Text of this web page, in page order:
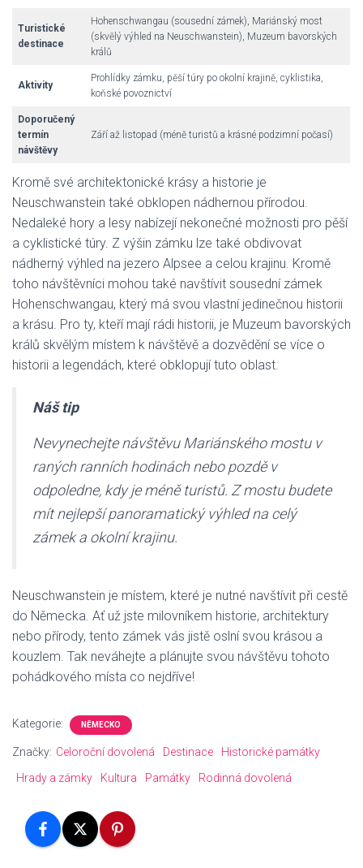
Turistické
destinace
Hohenschwangau (sousední zámek), Mariánský most
(skvělý výhled na Neuschwanstein), Muzeum bavorských
králů
Aktivity
Prohlídky zámku, pěší túry po okolní krajině, cyklistika,
koňské povoznictví
Doporučený
termín
návštěvy
Září až listopad (méně turistů a krásné podzimní počasí)
Kromě své architektonické krásy a historie je
Neuschwanstein také obklopen nádhernou přírodou.
Nedaleké hory a lesy nabízejí nekonečné možnosti pro pěší
a cyklistické túry. Z výšin zámku lze také obdivovat
nádherný výhled na jezero Alpsee a celou krajinu. Kromě
toho návštěvníci mohou také navštívit sousední zámek
Hohenschwangau, který má svou vlastní jedinečnou historii
a krásu. Pro ty, kteří mají rádi historii, je Muzeum bavorských
králů skvělým místem k návštěvě a dozvědění se více o
historii a legendách, které obklopují tuto oblast.
Náš tip
Nevynechejte návštěvu Mariánského mostu v
raných ranních hodinách nebo pozdě v
odpoledne, kdy je méně turistů. Z mostu budete
mít nejlepší panoramatický výhled na celý
zámek a okolní krajinu.
Neuschwanstein je místem, které je nutné navštívit při cestě
do Německa. Ať už jste milovníkem historie, architektury
nebo přírody, tento zámek vás jistě oslní svou krásou a
kouzlem. Tak neváhejte a plánujte svou návštěvu tohoto
pohádkového místa co nejdříve!
Kategorie: NĚMECKO
Značky: Celoroční dovolená Destinace
Historické památky
Hrady a zámky
Kultura Památky Rodinná dovolená